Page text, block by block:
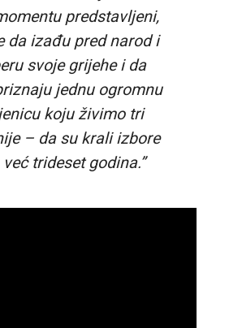
predstavljeni,
da izađu pred narod i
svoje grijehe i da
jednu ogromnu
koju živimo tri
– da su krali izbore
već trideset godina.”